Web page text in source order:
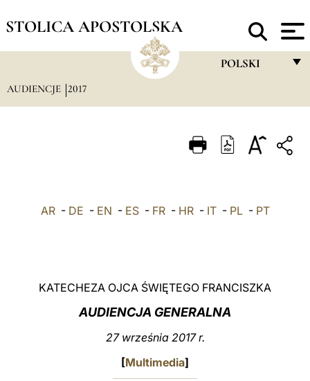
STOLICA APOSTOLSKA
POLSKI
ITALIANO
中文
AUDIENCJE 2017
AR- DE - EN - ES- FR- HR- IT- PL- PT
KATECHEZA OJCA ŚWIĘTEGO FRANCISZKA
AUDIENCJA GENERALNA
27 września 2017 r.
[Multimedia]